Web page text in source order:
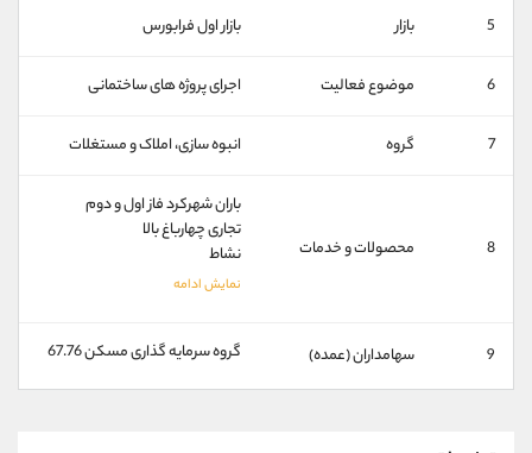
5 بازار بازار اول فرابورس
6 موضوع فعالیت اجرای پروژه های ساختمانی
7 گروه انبوه سازی، املاک و مستغلات
8 محصولات و خدمات
باران شهرکرد فاز اول و دوم
تجاری چهارباغ بالا
نشاط
9 سهامداران (عمده) گروه سرمایه گذاری مسکن 67.76